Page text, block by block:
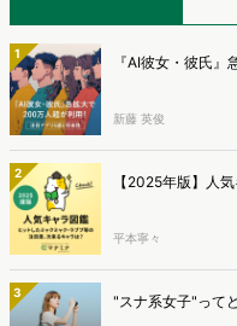
1 『AI彼女・彼氏
新藤 英俊
2 【2025年版】人
平本寧々
3 "スナ系女子"って